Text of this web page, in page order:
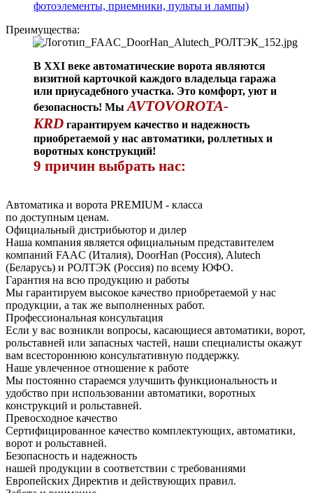
фотоэлементы, приемники, пульты и лампы)
Преимущества:
В XXI веке автоматические ворота являются
визитной карточкой каждого владельца гаража
или приусадебного участка. Это комфорт, уют и
безопасность! Мы AVTOVOROTA-
KRD гарантируем качество и надежность
приобретаемой у нас автоматики, роллетных и
воротных конструкций!
9 причин выбрать нас:
Автоматика и ворота PREMIUM - класса
по доступным ценам.
Официальный дистрибьютор и дилер
Наша компания является официальным представителем
компаний FAAC (Италия), DoorHan (Россия), Alutech
(Беларусь) и РОЛТЭК (Россия) по всему ЮФО.
Гарантия на всю продукцию и работы
Мы гарантируем высокое качество приобретаемой у нас
продукции, а так же выполненных работ.
Профессиональная консультация
Если у вас возникли вопросы, касающиеся автоматики, ворот,
рольставней или запасных частей, наши специалисты окажут
вам всестороннюю консультативную поддержку.
Наше увлеченное отношение к работе
Мы постоянно стараемся улучшить функциональность и
удобство при использовании автоматики, воротных
конструкций и рольставней.
Превосходное качество
Сертифицированное качество комплектующих, автоматики,
ворот и рольставней.
Безопасность и надежность
нашей продукции в соответствии с требованиями
Европейских Директив и действующих правил.